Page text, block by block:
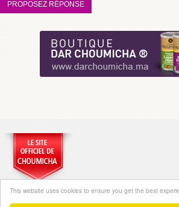
This website uses cookies to ensure you get the best